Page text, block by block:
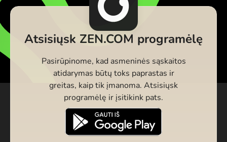
Atsisiųsk ZEN.COM programėlę
Pasirūpinome, kad asmeninės sąskaitos
atidarymas būtų toks paprastas ir
greitas, kaip tik įmanoma. Atsisiųsk
programėlę ir įsitikink pats.